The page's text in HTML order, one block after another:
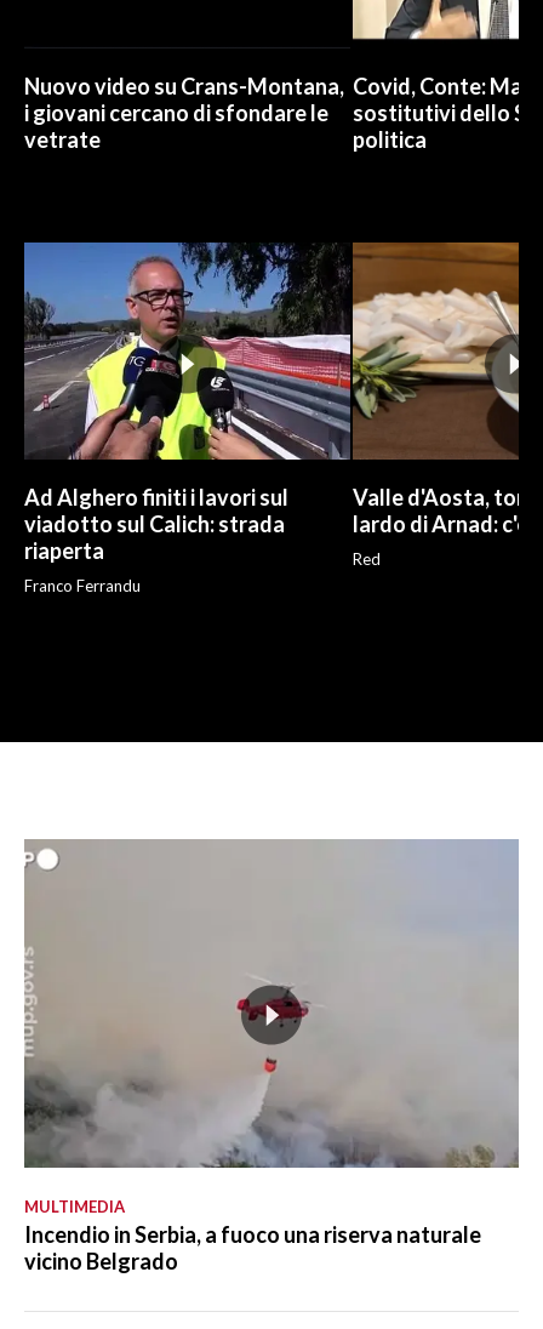
Nuovo video su Crans-Montana,
i giovani cercano di sfondare le
vetrate
Covid, Conte: Mai
sostitutivi dello
politica
Ad Alghero finiti i lavori sul
viadotto sul Calich: strada
riaperta
Franco Ferrandu
Valle d'Aosta,
lardo di Arnad: c'è
Red
MULTIMEDIA
Incendio in Serbia, a fuoco una riserva naturale
vicino Belgrado